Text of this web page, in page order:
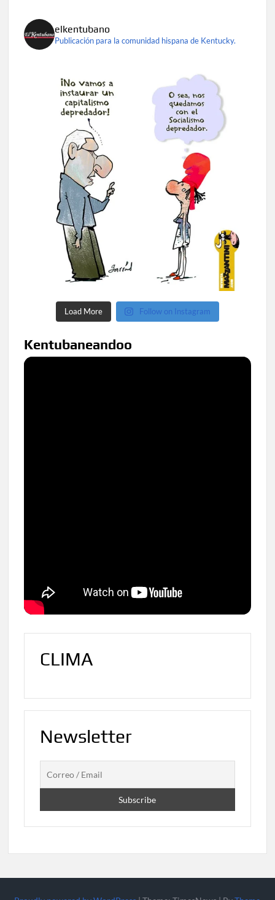
elkentubano
Publicación para la comunidad hispana de Kentucky.
Load More Follow on Instagram
Kentubaneandoo
CLIMA
Newsletter